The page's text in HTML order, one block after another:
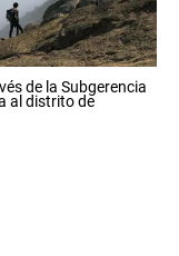
de la Subgerencia
al distrito de